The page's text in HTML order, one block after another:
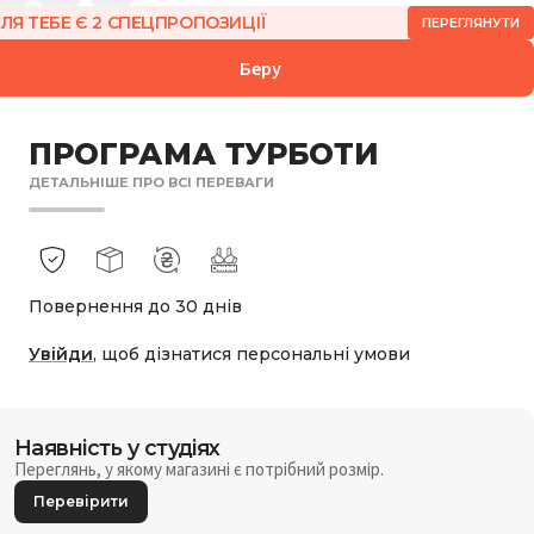
ТЕБЕ Є 2 СПЕЦПРОПОЗИЦІЇ ПЕРЕГЛЯНУТИ
Беру
ПРОГРАМА ТУРБОТИ
ДЕТАЛЬНІШЕ ПРО ВСІ ПЕРЕВАГИ
Повернення до 30 днів
Увійди, щоб дізнатися персональні умови
Наявність у студіях
Переглянь, у якому магазині є потрібний розмір.
Перевірити